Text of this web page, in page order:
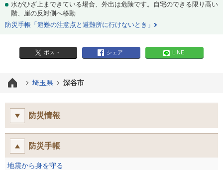
水がひざ上まできている場合、外出は危険です。自宅のできる限り高い
階、崖の反対側へ移動
防災手帳「避難の注意点と避難所に行けないとき」
ポスト シェア LINE
埼玉県 深谷市
防災情報
防災手帳
地震から身を守る